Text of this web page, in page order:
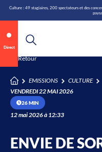
Aller
au
contenu
Culture : 49 stagiaires, 200 spectateurs et des
Direct
Retour
EMISSIONS CULTURE
VENDREDI 22 MAI 2026
/
26 MIN
12 mai 2026 à 12:33
ENVIE DE